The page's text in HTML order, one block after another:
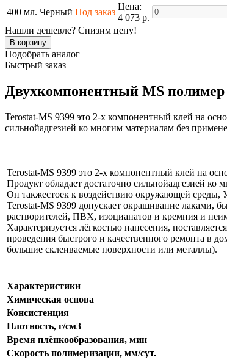
400 мл. Черный Под заказ
Цена:
4 073 р.
Нашли дешевле? Снизим цену!
Подобрать аналог
Быстрый заказ
Двухкомпонентный MS полимер
Terostat-MS 9399 это 2-х компонентный клей на
сильнойадгезией ко многим материалам без
Terostat-MS 9399 это 2-х компонентный клей на
Продукт обладает достаточно сильнойадгезией
Он такжестоек к воздействию окружающей среды,
Terostat-MS 9399 допускает окрашивание лаками,
растворителей, ПВХ, изоцианатов и кремния и
Характеризуется лёгкостью нанесения,
проведения быстрого и качественного ремонта в
большие склеиваемые поверхности или металлы).
Характеристики
Химическая основа
Консистенция
Плотность, г/см3
Время плёнкообразования, мин
Скорость полимеризации, мм/сут.